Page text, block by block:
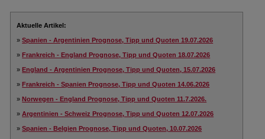
Aktuelle Artikel:
»Spanien - Argentinien Prognose, Tipp und Quoten 19.07.2026
»Frankreich - England Prognose, Tipp und Quoten 18.07.2026
»England - Argentinien Prognose, Tipp und Quoten, 15.07.2026
»Frankreich - Spanien Prognose, Tipp und Quoten 14.06.2026
»Norwegen - England Prognose, Tipp und Quoten 11.7.2026.
»Argentinien - Schweiz Prognose, Tipp und Quoten 12.07.2026
»Spanien - Belgien Prognose, Tipp und Quoten, 10.07.2026